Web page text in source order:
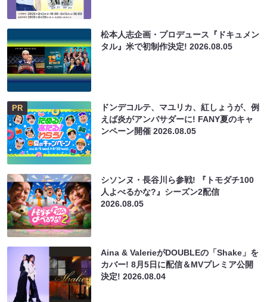
松本人志企画・プロデュース『ドキュメン
タル』米で初制作決定!2026.08.05
PR
ドンデコルテ、マユリカ、紅しょうが、例
えば炎がアンバサダーに! FANY夏のキャ
ンペーン開催2026.08.05
シソンヌ・長谷川ら参戦! 『トモダチ100
人よべるかな?』シーズン2配信
2026.08.05
Aina & ValerieがDOUBLEの「Shake」を
カバー! 8月5日に配信＆MVプレミア公開
決定!2026.08.04